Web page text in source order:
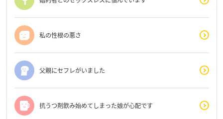
私の性根の悪さ
父親にセフレがいました
抗うつ剤飲み始めてしまった娘が心配です